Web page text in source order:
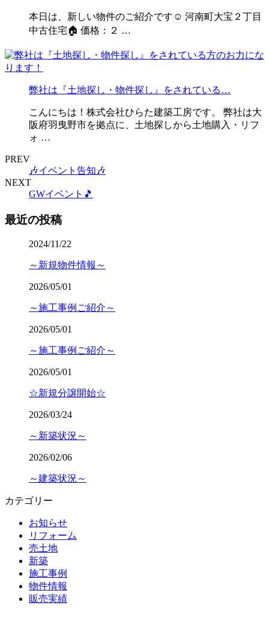
本日は、新しい物件のご紹介です☺ 河南町大宝２丁目
中古住宅🏠 価格：２ …
弊社は『土地探し・物件探し』をされている…
こんにちは！株式会社ひらた建築工房です。 弊社は大
阪府羽曳野市を拠点に、土地探しから土地購入・リフ
ォ …
PREV
🎶イベント告知🎶
NEXT
GWイベント🎵
最近の投稿
2024/11/22
～新規物件情報～
2026/05/01
～施工事例ご紹介～
2026/05/01
～施工事例ご紹介～
2026/05/01
☆新規分譲開始☆
2026/03/24
～新築状況～
2026/02/06
～建築状況～
カテゴリー
お知らせ
リフォーム
売土地
新築
施工事例
物件情報
販売実績